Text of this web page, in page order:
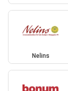
Nelins